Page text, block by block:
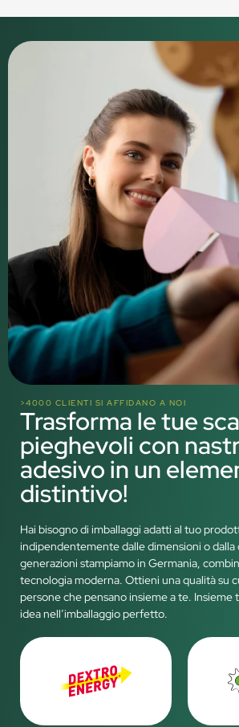
>4000 CLIENTI SI AFFIDANO A NOI
Trasforma le tue
pieghevoli con
adesivo in un
distintivo!
Hai bisogno di imballaggi adatti al tuo
indipendentemente dalle dimensioni o dalla
generazioni stampiamo in Germania,
tecnologia moderna. Ottieni una qualità su
persone che pensano insieme a te. Insieme
idea nell’imballaggio perfetto.